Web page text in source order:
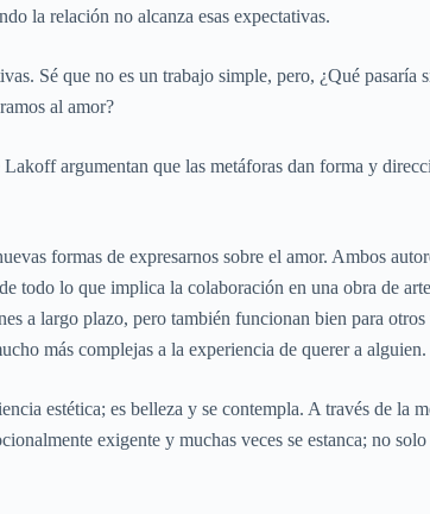
la relación no alcanza esas expectativas.
Sé que no es un trabajo simple, pero, ¿Qué pasaría
al amor?
argumentan que las metáforas dan forma y
formas de expresarnos sobre el amor. Ambos
todo lo que implica la colaboración en una obra de
a largo plazo, pero también funcionan bien para
más complejas a la experiencia de querer a alguien.
estética; es belleza y se contempla. A través de la
exigente y muchas veces se estanca; no